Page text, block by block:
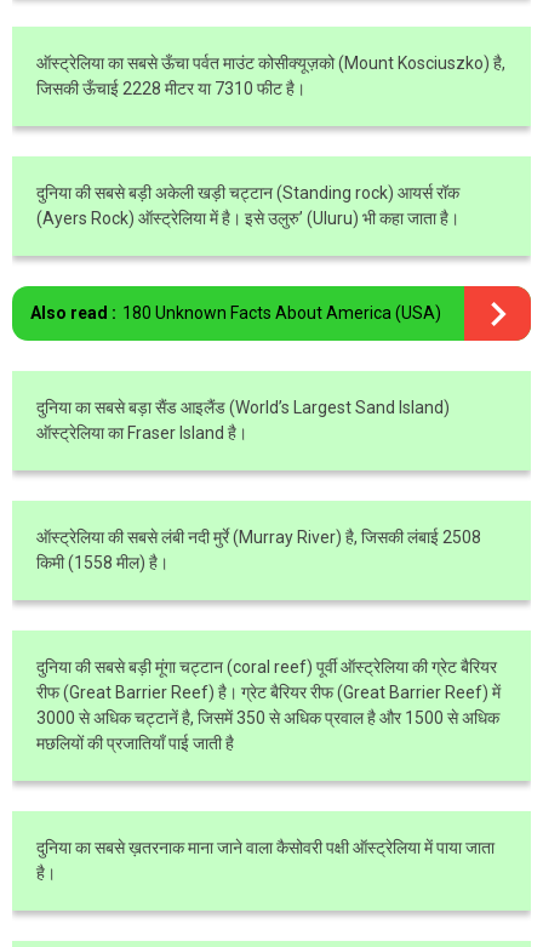
ऑस्ट्रेलिया का सबसे ऊँचा पर्वत माउंट कोसीक्यूज़को (Mount Kosciuszko) है,
जिसकी ऊँचाई 2228 मीटर या 7310 फीट है।
दुनिया की सबसे बड़ी अकेली खड़ी चट्टान (Standing rock) आयर्स रॉक
(Ayers Rock) ऑस्ट्रेलिया में है। इसे उलुरु’ (Uluru) भी कहा जाता है।
Also read : 180 Unknown Facts About America (USA)
दुनिया का सबसे बड़ा सैंड आइलैंड (World’s Largest Sand Island)
ऑस्ट्रेलिया का Fraser Island है।
ऑस्ट्रेलिया की सबसे लंबी नदी मुर्रे (Murray River) है, जिसकी लंबाई 2508
किमी (1558 मील) है।
दुनिया की सबसे बड़ी मूंगा चट्टान (coral reef) पूर्वी ऑस्ट्रेलिया की ग्रेट बैरियर
रीफ (Great Barrier Reef) है। ग्रेट बैरियर रीफ (Great Barrier Reef) में
3000 से अधिक चट्टानें है, जिसमें 350 से अधिक प्रवाल है और 1500 से अधिक
मछलियों की प्रजातियाँ पाई जाती है
दुनिया का सबसे ख़तरनाक माना जाने वाला कैसोवरी पक्षी ऑस्ट्रेलिया में पाया जाता
है।